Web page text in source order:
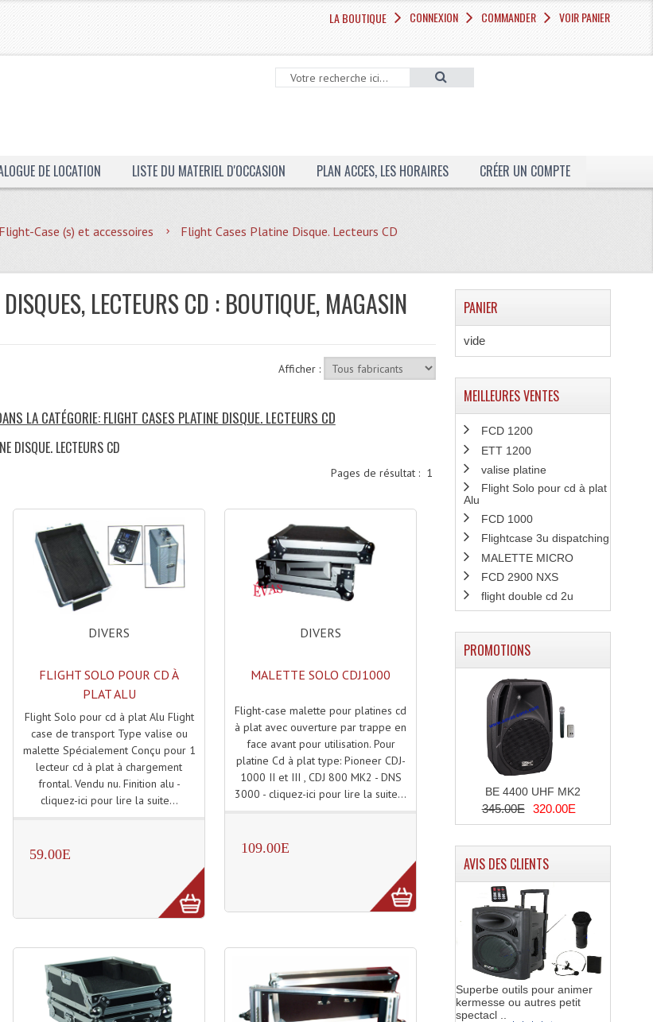
LA BOUTIQUE CONNEXION COMMANDER VOIR PANIER
DE LOCATION LISTE DU MATERIEL D'OCCASION PLAN ACCES, LES HORAIRES CRÉER UN COMPTE
Flight-Case (s) et accessoires Flight Cases Platine Disque. Lecteurs CD
LECTEURS CD : BOUTIQUE, MAGASIN
Afficher :
LA CATÉGORIE: FLIGHT CASES PLATINE DISQUE. LECTEURS CD
DISQUE. LECTEURS CD
Pages de résultat : 1
DIVERS
FLIGHT SOLO POUR CD À
PLAT ALU
Flight Solo pour cd à plat Alu Flight
case de transport Type valise ou
malette Spécialement Conçu pour 1
lecteur cd à plat à chargement
frontal. Vendu nu. Finition alu -
cliquez-ici pour lire la suite...
59.00E
DIVERS
MALETTE SOLO CDJ1000
Flight-case malette pour platines cd
à plat avec ouverture par trappe en
face avant pour utilisation. Pour
platine Cd à plat type: Pioneer CDJ-
1000 II et III , CDJ 800 MK2 - DNS
3000 - cliquez-ici pour lire la suite...
109.00E
PANIER
vide
MEILLEURES VENTES
FCD 1200
ETT 1200
valise platine
Flight Solo pour cd à plat
Alu
FCD 1000
Flightcase 3u dispatching
MALETTE MICRO
FCD 2900 NXS
flight double cd 2u
PROMOTIONS
BE 4400 UHF MK2
345.00E 320.00E
AVIS DES CLIENTS
Superbe outils pour animer
kermesse ou autres petit
spectacl ..